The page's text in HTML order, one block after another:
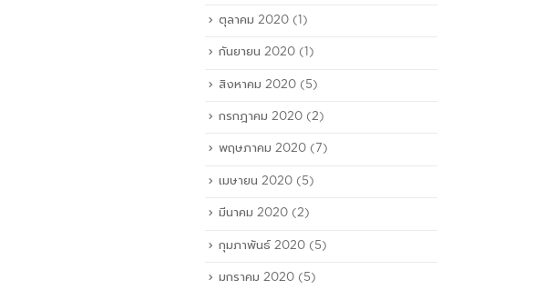
ตุลาคม 2020 (1)
กันยายน 2020 (1)
สิงหาคม 2020 (5)
กรกฎาคม 2020 (2)
พฤษภาคม 2020 (7)
เมษายน 2020 (5)
มีนาคม 2020 (2)
กุมภาพันธ์ 2020 (5)
มกราคม 2020 (5)